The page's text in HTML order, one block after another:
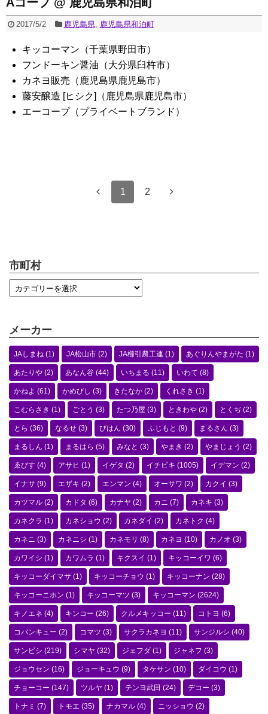
2017/5/2 鹿児島県, 鹿児島県和泊町
キッコーマン（千葉県野田市）
フンドーキン醤油（大分県臼杵市）
カネヨ販売（鹿児島県鹿児島市）
藤安醸造 [ヒシク]（鹿児島県鹿児島市）
エーコープ（プライベートブランド）
1 2
市町村
メーカー
JAしまね (1) JA松山市 (2) JA櫛引農工連 (1) あぐりんやまがた (1)
あたりや (2) あなん谷 (44) いちまる (11) いわて (8)
かねよ (61) かめびし (3) きたなか (2) くれさき (1)
こむらさき (1) ごとう (3) たつ乃屋 (3) ときわや (2) とくぢ (2)
とら (36) なるせ (3) びはん (30) ふじもと (9) まるさん (3)
まるしん (1) まるはら (5) みなと (3) やまき (2) やまじょう (2)
ゑびす (4) アサヒ (1) イゲタ (2) イチビキ (1005) イデマン (2)
イナサ (9) エザキ (2) エンマン (4) オーサワ (2) カクイ (3)
カツマル (2) カドタ (6) カナヤ (2) カニ (7) カネキ (3)
カネクラ (1) カネショウ (2) カネダイ (2) カネトク (4)
カネニ (3) カネニシ (1) カネモリ (8) カネヨ (10) カノオ (3)
カワイシ (1) カワムラ (1) キクスイ (1) キッコーイワ (6)
キッコーダイマサ (1) キッコーチョウ (1) キッコーナン (28)
キッコーニホン (1) キッコーマツ (3) キッコーマン (2624)
キノエネ (4) キンコー (26) クルメキッコー (11) コトヨ (6)
コバンキュー (2) コマツ (3) サクラカネヨ (11) サンジルシ (40)
サンビシ (219) シマヤ (32) ジェフダ (1) ジャネフ (3)
ジョウセン (16) ジョーキュウ (9) タケサン (10) ダイコウ (1)
チョーコー (147) ツルヤ (1) テンヨ武田 (24) デコー (3)
トナミ (7) トモエ (35) ナカマル (4) ニッショウ (2)